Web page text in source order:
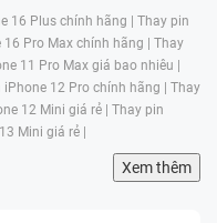
16 Plus chính hãng | Thay pin
Pro Max chính hãng | Thay
11 Pro Max giá bao nhiêu |
iPhone 12 Pro chính hãng | Thay
12 Mini giá rẻ | Thay pin
Mini giá rẻ |
Xem thêm